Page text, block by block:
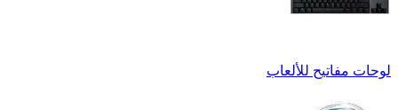
لوحات مفاتيح للألعاب